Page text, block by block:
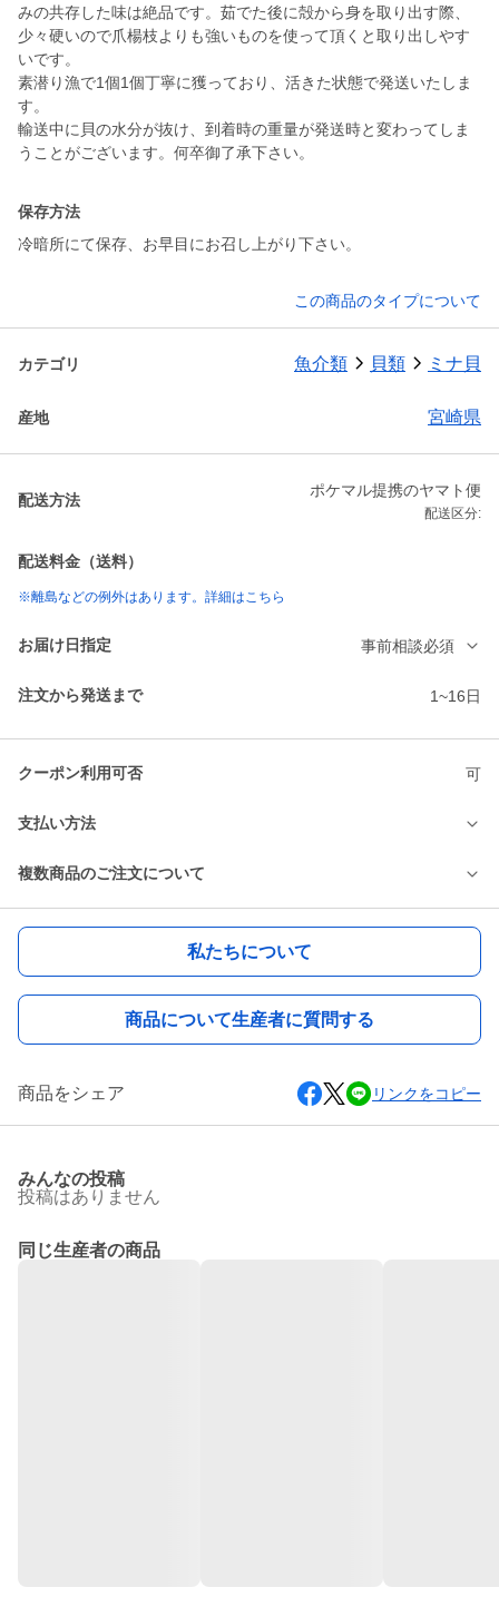
みの共存した味は絶品です。茹でた後に殻から身を取り出す際、
少々硬いので爪楊枝よりも強いものを使って頂くと取り出しやす
いです。
素潜り漁で1個1個丁寧に獲っており、活きた状態で発送いたしま
す。
輸送中に貝の水分が抜け、到着時の重量が発送時と変わってしま
うことがございます。何卒御了承下さい。
保存方法
冷暗所にて保存、お早目にお召し上がり下さい。
この商品のタイプについて
カテゴリ 魚介類 貝類 ミナ貝
産地 宮崎県
配送方法
ポケマル提携のヤマト便
配送区分:
配送料金（送料）
※離島などの例外はあります。詳細はこちら
お届け日指定 事前相談必須
注文から発送まで 1~16日
クーポン利用可否 可
支払い方法
複数商品のご注文について
私たちについて
商品について生産者に質問する
商品をシェア リンクをコピー
みんなの投稿
投稿はありません
同じ生産者の商品